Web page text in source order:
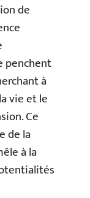
de
penchent
à
vie et le
Ce
de la
à la